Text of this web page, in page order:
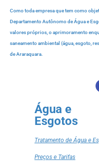
Como toda empresa que tem como
Departamento Autônomo de Água e
valores próprios, o aprimoramento
saneamento ambiental (água, esgoto,
de Araraquara.
Água e
Esgotos
Tratamento de Água e
Preços e Tarifas